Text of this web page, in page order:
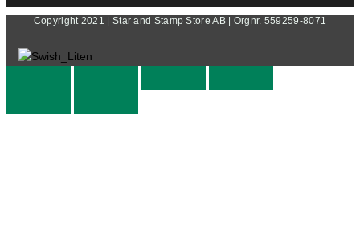
Copyright 2021 | Star and Stamp Store AB | Orgnr. 559259-8071